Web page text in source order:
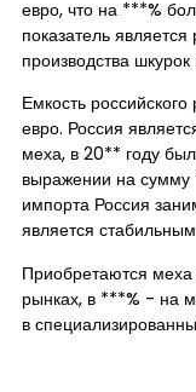
евро, что на ***%
показатель
производства
Емкость
евро. Россия
меха, в 20** году
выражении на
импорта Россия
является
Приобретаются
рынках, в ***% - на
в